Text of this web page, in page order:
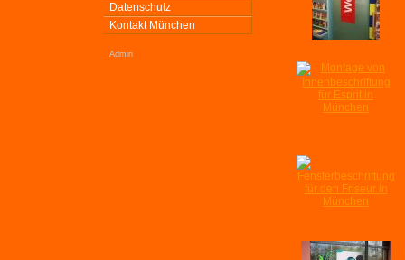
Datenschutz
Kontakt München
Admin